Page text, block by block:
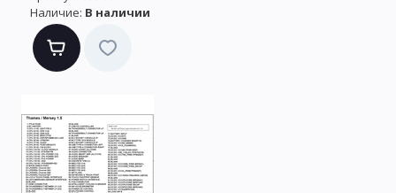
Наличие: В наличии